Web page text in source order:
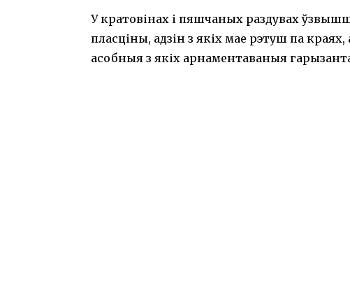
У кратовінах і пяшчаных раздувах
пласціны, адзін з якіх мае рэтуш па
асобныя з якіх арнаментаваныя